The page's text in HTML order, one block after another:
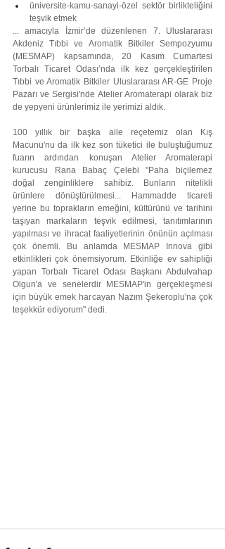
üniversite-kamu-sanayi-özel sektör birlikteliğini
teşvik etmek
... amacıyla İzmir’de düzenlenen 7. Uluslararası
Akdeniz Tıbbi ve Aromatik Bitkiler Sempozyumu
(MESMAP) kapsamında, 20 Kasım Cumartesi
Torbalı Ticaret Odası’nda ilk kez gerçekleştirilen
Tıbbi ve Aromatik Bitkiler Uluslararası AR-GE Proje
Pazarı ve Sergisi'nde Atelier Aromaterapi olarak biz
de yepyeni ürünlerimiz ile yerimizi aldık.
100 yıllık bir başka aile reçetemiz olan Kış
Macunu'nu da ilk kez son tüketici ile buluştuğumuz
fuarın ardından konuşan Atelier Aromaterapi
kurucusu Rana Babaç Çelebi "Paha biçilemez
doğal zenginliklere sahibiz. Bunların nitelikli
ürünlere dönüştürülmesi... Hammadde ticareti
yerine bu toprakların emeğini, kültürünü ve tarihini
taşıyan markaların teşvik edilmesi, tanıtımlarının
yapılması ve ihracat faaliyetlerinin önünün açılması
çok önemli. Bu anlamda MESMAP Innova gibi
etkinlikleri çok önemsiyorum. Etkinliğe ev sahipliği
yapan Torbalı Ticaret Odası Başkanı Abdulvahap
Olgun'a ve senelerdir MESMAP'in gerçekleşmesi
için büyük emek harcayan Nazım Şekeroplu'na çok
teşekkür ediyorum" dedi.